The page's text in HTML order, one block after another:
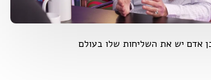
אדם יש את השליחות שלו בעולם